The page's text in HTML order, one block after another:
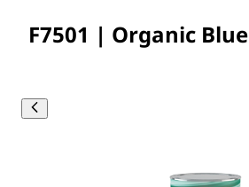
F7501 | Organic Blue